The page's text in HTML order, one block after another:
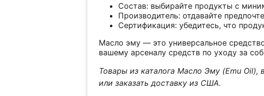
Состав: выбирайте продукты с
Производитель: отдавайте
Сертификация: убедитесь, что
Масло эму — это универсальное
вашему арсеналу средств по уходу за
Товары из каталога Масло Эму (Emu Oil),
или заказать доставку из США.